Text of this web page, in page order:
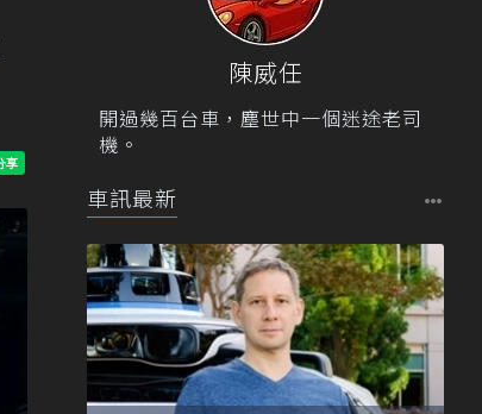
陳威任
開過幾百台車，塵世中一個迷途老司
機。
車訊最新